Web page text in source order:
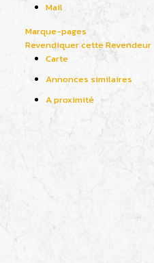
Mail
Marque-pages
Revendiquer cette Revendeur
Carte
Annonces similaires
A proximité